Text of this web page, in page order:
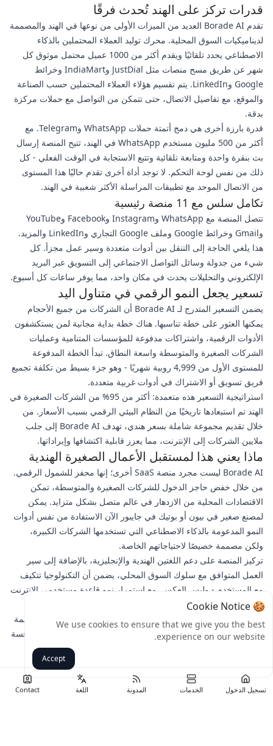
تسجيل الدخول الخدمات المدونة اللغة Contact
قدرات تركز على الهند تُحدث فرقًا
تقدم Borade AI العديد من الميزات الأولى من نوعها في الهند والمصممة
لديناميكيات السوق المحلية. محرك توليد العملاء المحتملين بالذكاء
الاصطناعي يحدد تلقائيًا ويقدم أكثر من 1000 عميل محتمل موثوق كل
شهر عن طريق مسح منصات مثل JustDial وIndiaMart وخرائط
Google وLinkedIn. يتم تقسيم هؤلاء العملاء المحتملين حسب الصناعة
والموقع، مع تفاصيل الاتصال، حتى تتمكن من التواصل مع حملات مركزة
بدقة.
قدرة بارزة أخرى هي دمج أتمتة حملات WhatsApp وTelegram. مع
أكثر من 500 مليون مستخدم WhatsApp في الهند، تتيح المنصة إرسال
بث بنقرة واحدة ومتابعة تلقائية وتتبع الاستجابة في الوقت الفعلي - كل
ذلك من نفس لوحة التحكم. لا توجد أداة أخرى تقدم حاليًا هذا المستوى
من الاتصال الموحد مع تطبيقات المراسلة الأكثر شعبية في الهند.
تكامل سلس مع 11 منصة رئيسية
تتصل المنصة مع WhatsApp وInstagram وFacebook وYouTube
وGmail وخرائط Google وملف Google التجاري وLinkedIn والمزيد.
هذا يلغي الحاجة إلى التنقل بين أدوات متعددة وسير عمل مجزأ. كل
شيء من جدولة وسائل التواصل الاجتماعي إلى التسويق عبر البريد
الإلكتروني والتحليلات يحدث في مكان واحد، مما يوفر ساعات كل أسبوع.
تسعير يجعل النمو الرقمي في متناول اليد
يضمن التسعير المتدرج لـ Borade AI أن الشركات من جميع الأحجام
يمكنها العثور على خطة تناسبها. هناك خطة بداية مجانية لمن يستكشفون
الأدوات الرقمية، واشتراكات مدفوعة للمؤسسات المتنامية وعمليات
الشركات الصغيرة والمتوسطة واسعة النطاق. تبدأ الخطة المدفوعة
للمستوى الأول من 4,999 روبية شهريًا - وهو جزء بسيط من تكلفة تجميع
فريق تسويق أو الاشتراك في أدوات غربية متعددة.
استراتيجية التسعير هذه متعمدة: أكثر من 95% من الشركات الصغيرة في
الهند تم استبعادها تاريخيًا من النظام البيئي الرقمي بسبب الأسعار. من
خلال تقديم مجموعة شاملة بسعر هندي، تهدف Borade AI إلى جلب
ملايين الشركات إلى الإنترنت، مما يعزز قابلية اكتشافها وإيراداتها.
ماذا يعني هذا لمستقبل الأعمال الصغيرة الهندية
Borade AI ليست مجرد منصة SaaS أخرى؛ إنها محفز للشمول الرقمي.
من خلال خفض حاجز الدخول للشركات الصغيرة والمتوسطة، تمكن
الاقتصادات المحلية من الازدهار في عالم متصل بشكل متزايد. يمكن
لمصنع صغير في بيون أو بوتيك في جايبور الآن الاستفادة من نفس أدوات
النمو المدعومة بالذكاء الاصطناعي التي تستخدمها الشركات الكبيرة،
ولكن مصممة خصيصًا لاحتياجاتهم الخاصة.
تركيز المنصة على دعم اللغتين الهندية والإنجليزية، بالإضافة إلى سير
العمل المتوافق مع سلوك السوق المحلي، يضمن أن التكنولوجيا تتكيف
مع المستخدم - وليس العكس. مع استمرار نمو قاعدة مستخدمي الإنترنت
للحصول على حصتها من الاقتصاد الرقمي. يمثل هذا الإطلاق خطوة مهمة
نحو الهند حيث كل شركة صغيرة ومتوسطة لديها الفرصة للنمو والمنافسة
🍪 Cookie Notice
We use cookies to ensure that we give you the best
experience on our website.
Accept